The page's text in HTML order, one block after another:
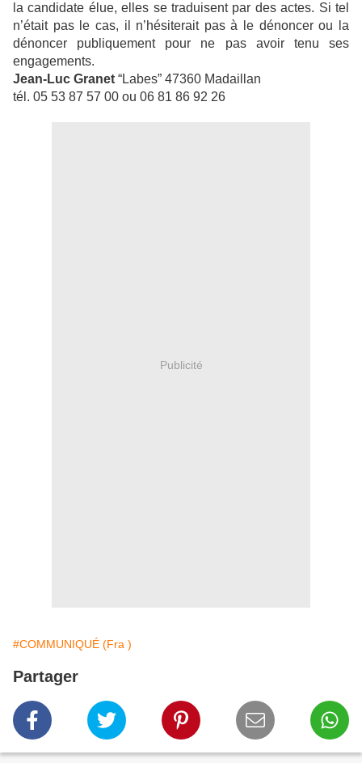
la candidate élue, elles se traduisent par des actes. Si tel
n’était pas le cas, il n’hésiterait pas à le dénoncer ou la
dénoncer publiquement pour ne pas avoir tenu ses
engagements.
Jean-Luc Granet “Labes” 47360 Madaillan
tél. 05 53 87 57 00 ou 06 81 86 92 26
Publicité
#COMMUNIQUÉ (Fra )
Partager